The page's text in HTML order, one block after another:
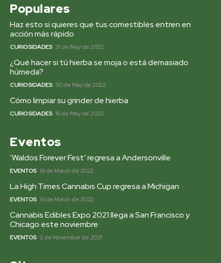
Populares
Haz esto si quieres que tus comestibles entren en
acción más rápido
CURIOSIDADES 31 de May de 2022
¿Qué hacer si tú hierba se moja o está demasiado
húmeda?
CURIOSIDADES 30 de May de 2022
Cómo limpiar su grinder de hierba
CURIOSIDADES 16 de May de 2022
Eventos
‘Waldos Forever Fest’ regresa a Andersonville
EVENTOS 16 de March de 2022
La High Times Cannabis Cup regresa a Michigan
EVENTOS 16 de March de 2022
Cannabis Edibles Expo 2021 llega a San Francisco y
Chicago este noviembre
EVENTOS 3 de November de 2021